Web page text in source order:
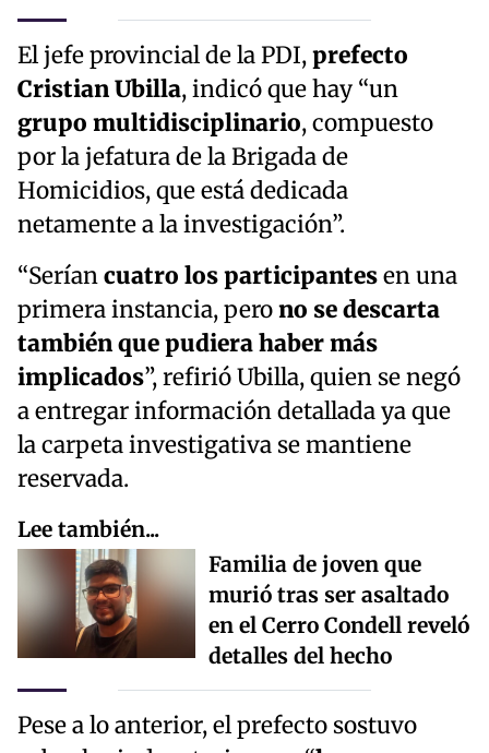
El jefe provincial de la PDI,prefecto
Cristian Ubilla, indicó que hay “un
grupo multidisciplinario, compuesto
por la jefatura de la Brigada de
Homicidios, que está dedicada
netamente a la investigación”.
“Seríancuatro los participantesen una
primera instancia, perono se descarta
también que pudiera haber más
implicados”, refirió Ubilla, quien se negó
a entregar información detallada ya que
la carpeta investigativa se mantiene
reservada.
Lee también...
Familia de joven que
murió tras ser asaltado
en el Cerro Condell reveló
detalles del hecho
Pese a lo anterior, el prefecto sostuvo